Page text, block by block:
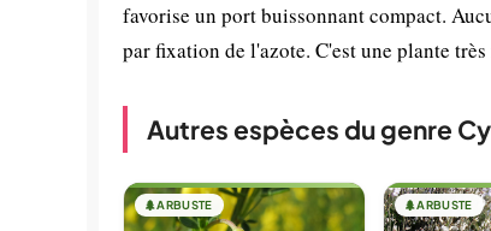
favorise un port buissonnant compact.
par fixation de l'azote. C'est une plante
Autres espèces du genre
🌲ARBUSTE 🌲ARBUSTE